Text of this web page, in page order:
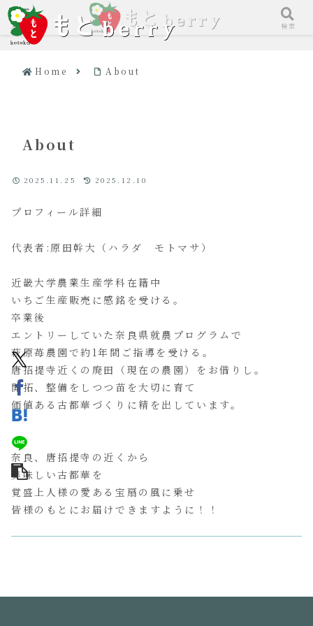
Home About
About
2025.11.25 2025.12.10
プロフィール詳細
代表者:原田幹大（ハラダ モトマサ）
近畿大学農業生産学科在籍中
いちご生産販売に感銘を受ける。
卒業後
エントリーしていた奈良県就農プログラムで
萩原苺農園で約1年間ご指導を受ける。
唐招提寺近くの廃田（現在の農園）をお借りし。
開拓、整備をしつつ苗を大切に育て
価値ある古都華づくりに精を出しています。
奈良、唐招提寺の近くから
美味しい古都華を
覚盛上人様の愛ある宝扇の風に乗せ
皆様のもとにお届けできますように！！
メニュー 検索